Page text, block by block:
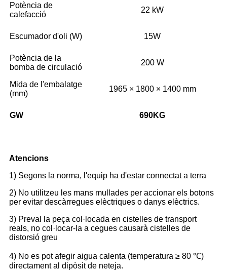
Potència de
calefacció
22 kW
Escumador d'oli (W) 15W
Potència de la
bomba de circulació
200 W
Mida de l'embalatge
(mm)
1965 × 1800 × 1400 mm
GW 690KG
Atencions
1) Segons la norma, l'equip ha d'estar connectat a terra
2) No utilitzeu les mans mullades per accionar els botons
per evitar descàrregues elèctriques o danys elèctrics.
3) Preval la peça col·locada en cistelles de transport
reals, no col·locar-la a cegues causarà cistelles de
distorsió greu
4) No es pot afegir aigua calenta (temperatura ≥ 80 ℃)
directament al dipòsit de neteja.